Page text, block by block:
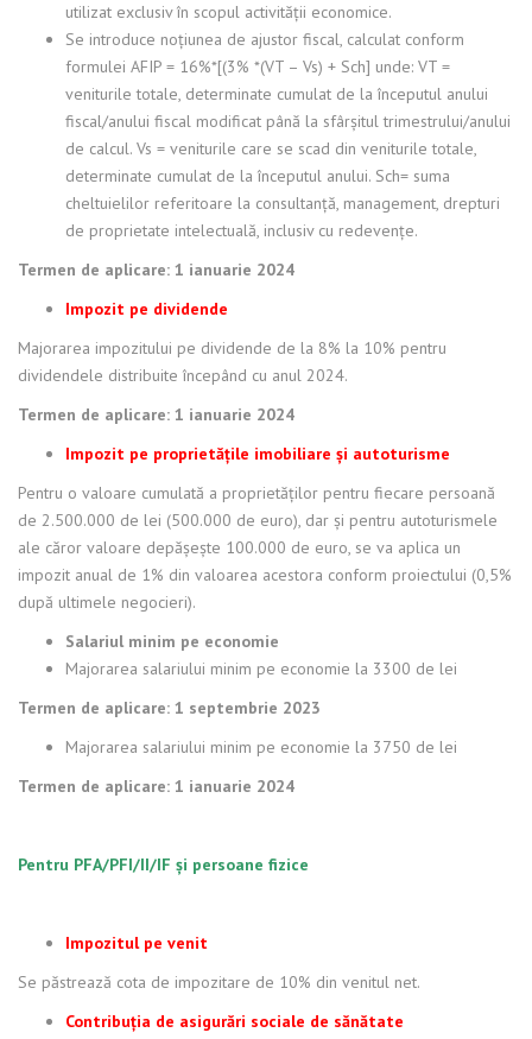
utilizat exclusiv în scopul activității economice.
Se introduce noțiunea de ajustor fiscal, calculat conform
formulei AFIP = 16%*[(3% *(VT – Vs) + Sch] unde: VT =
veniturile totale, determinate cumulat de la începutul anului
fiscal/anului fiscal modificat până la sfârșitul trimestrului/anului
de calcul. Vs = veniturile care se scad din veniturile totale,
determinate cumulat de la începutul anului. Sch= suma
cheltuielilor referitoare la consultanță, management, drepturi
de proprietate intelectuală, inclusiv cu redevențe.
Termen de aplicare: 1 ianuarie 2024
Impozit pe dividende
Majorarea impozitului pe dividende de la 8% la 10% pentru
dividendele distribuite începând cu anul 2024.
Termen de aplicare: 1 ianuarie 2024
Impozit pe proprietățile imobiliare și autoturisme
Pentru o valoare cumulată a proprietăților pentru fiecare persoană
de 2.500.000 de lei (500.000 de euro), dar și pentru autoturismele
ale căror valoare depășește 100.000 de euro, se va aplica un
impozit anual de 1% din valoarea acestora conform proiectului (0,5%
după ultimele negocieri).
Salariul minim pe economie
Majorarea salariului minim pe economie la 3300 de lei
Termen de aplicare: 1 septembrie 2023
Majorarea salariului minim pe economie la 3750 de lei
Termen de aplicare: 1 ianuarie 2024
Pentru PFA/PFI/II/IF și persoane fizice
Impozitul pe venit
Se păstrează cota de impozitare de 10% din venitul net.
Contribuția de asigurări sociale de sănătate